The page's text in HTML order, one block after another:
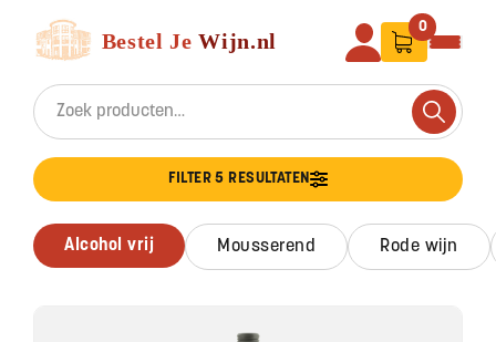
Search for:
Search
0
FILTER 5 RESULTATEN
alcohol vrij mousserend rode wijn